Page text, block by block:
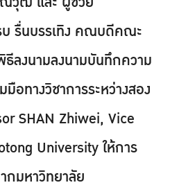
บ รื่นบรรเทิง คณบดีคณะ
ลงนามลงนามบันทึกความ
มือทางวิชาการระหว่างสอง
SHAN Zhiwei, Vice
University ให้การ
มหาวิทยาลัย